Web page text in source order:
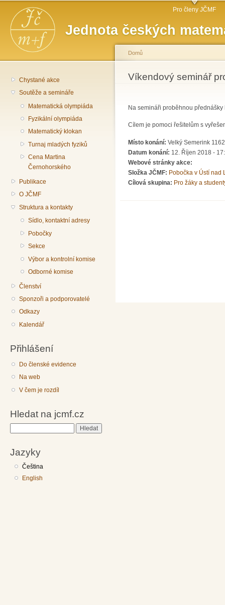
Jednota českých
Hlavní menu Pro členy JČMF
Chystané akce
Soutěže a semináře
Matematická olympiáda
Fyzikální olympiáda
Matematický klokan
Turnaj mladých fyziků
Cena Martina
Černohorského
Publikace
O JČMF
Struktura a kontakty
Sídlo, kontaktní adresy
Pobočky
Sekce
Výbor a kontrolní komise
Odborné komise
Členství
Sponzoři a podporovatelé
Odkazy
Kalendář
Přihlášení
Do členské evidence
Na web
V čem je rozdíl
Hledat na jcmf.cz
Jazyky
Čeština
English
Jste zde
Domů
Víkendový seminář
Na semináři proběhnou
Cílem je pomoci řešitelům s
Místo konání: Velký Semerink
Datum konání: 12. Říjen 2018 -
Webové stránky akce:
Složka JČMF: Pobočka v Ústí nad
Cílová skupina: Pro žáky a